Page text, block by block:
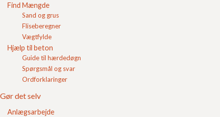
Find Mængde
Sand og grus
Fliseberegner
Vægtfylde
Hjælp til beton
Guide til hærdedøgn
Spørgsmål og svar
Ordforklaringer
Gør det selv
Anlægsarbejde
Indkøbskurv